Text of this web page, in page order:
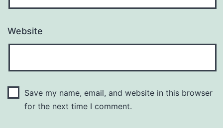
Website
Save my name, email, and website in this browser
for the next time I comment.